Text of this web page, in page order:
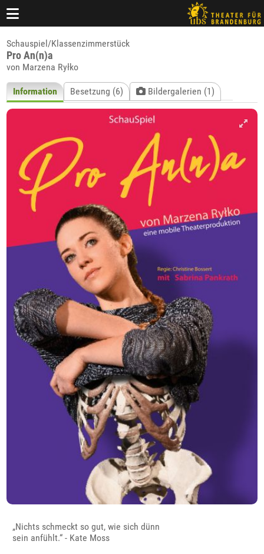
Schauspiel/Klassenzimmerstück
Pro An(n)a
von Marzena Ryłko
Information Besetzung (6) Bildergalerien (1)
„Nichts schmeckt so gut, wie sich dünn
sein anfühlt.“ - Kate Moss